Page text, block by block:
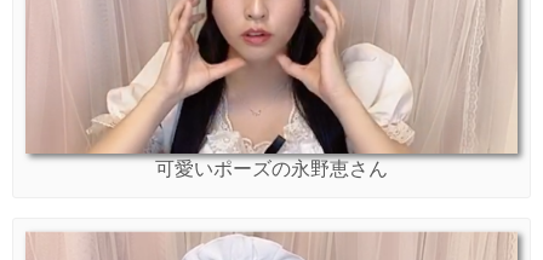
可愛いポーズの永野恵さん